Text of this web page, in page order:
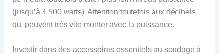
(jusqu’à 4 500 watts). Attention toutefois aux décibels
qui peuvent très vite monter avec la puissance.
Investir dans des accessoires essentiels au soudage à